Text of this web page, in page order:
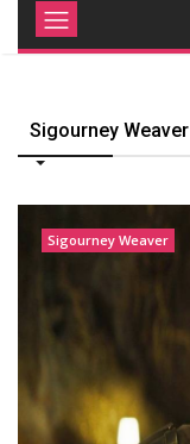
Sigourney Weaver
Sigourney Weaver